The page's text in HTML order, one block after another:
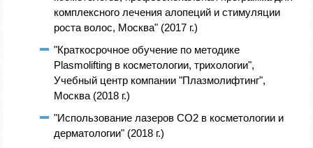
комплексного лечения алопеций и стимуляции
роста волос, Москва" (2017 г.)
"Краткосрочное обучение по методике
Plasmolifting в косметологии, трихологии",
Учебный центр компании "Плазмолифтинг",
Москва (2018 г.)
"Использование лазеров СО2 в косметологии и
дерматологии" (2018 г.)